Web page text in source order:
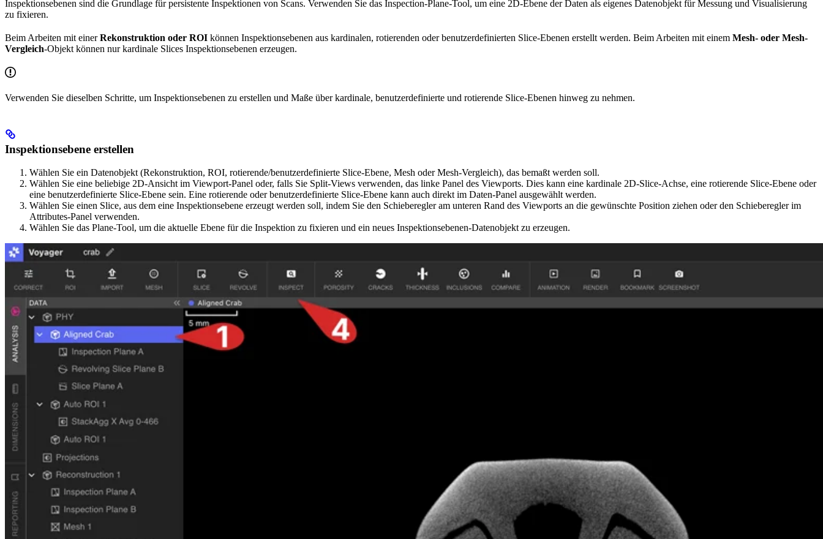
Inspektionsebenen sind die Grundlage für persistente Inspektionen von Scans. Verwenden Sie das Inspection-Plane-Tool, um eine 2D-Ebene der Daten als eigenes Datenobjekt für Messung und Visualisierung
zu fixieren.
Beim Arbeiten mit einerRekonstruktion oder ROI können Inspektionsebenen aus kardinalen, rotierenden oder benutzerdefinierten Slice-Ebenen erstellt werden. Beim Arbeiten mit einem Mesh- oder Mesh-
Vergleich-Objekt können nur kardinale Slices Inspektionsebenen erzeugen.
Verwenden Sie dieselben Schritte, um Inspektionsebenen zu erstellen und Maße über kardinale, benutzerdefinierte und rotierende Slice-Ebenen hinweg zu nehmen.
Inspektionsebene erstellen
Wählen Sie ein Datenobjekt (Rekonstruktion, ROI, rotierende/benutzerdefinierte Slice-Ebene, Mesh oder Mesh-Vergleich), das bemaßt werden soll.
Wählen Sie eine beliebige 2D-Ansicht im Viewport-Panel oder, falls Sie Split-Views verwenden, das linke Panel des Viewports. Dies kann eine kardinale 2D-Slice-Achse, eine rotierende Slice-Ebene oder
eine benutzerdefinierte Slice-Ebene sein. Eine rotierende oder benutzerdefinierte Slice-Ebene kann auch direkt im Daten-Panel ausgewählt werden.
Wählen Sie einen Slice, aus dem eine Inspektionsebene erzeugt werden soll, indem Sie den Schieberegler am unteren Rand des Viewports an die gewünschte Position ziehen oder den Schieberegler im
Attributes-Panel verwenden.
Wählen Sie das Plane-Tool, um die aktuelle Ebene für die Inspektion zu fixieren und ein neues Inspektionsebenen-Datenobjekt zu erzeugen.